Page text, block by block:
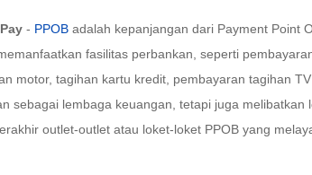
- PPOB adalah kepanjangan dari Payment Point
fasilitas perbankan, seperti
motor, tagihan kartu kredit, pembayaran tagihan
sebagai lembaga keuangan, tetapi juga melibatkan
outlet-outlet atau loket-loket PPOB yang